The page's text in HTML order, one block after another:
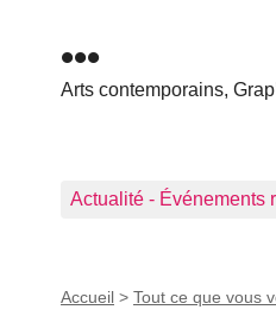
•••
Arts contemporains,
Actualité - Événements
Accueil > Tout ce que vous